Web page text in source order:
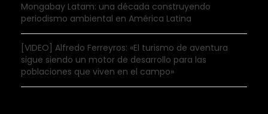
Mongabay Latam: una década construyendo
periodismo ambiental en América Latina
[VIDEO] Alfredo Ferreyros: «El turismo de aventura
sigue siendo un motor de desarrollo para las
poblaciones que viven en el campo»